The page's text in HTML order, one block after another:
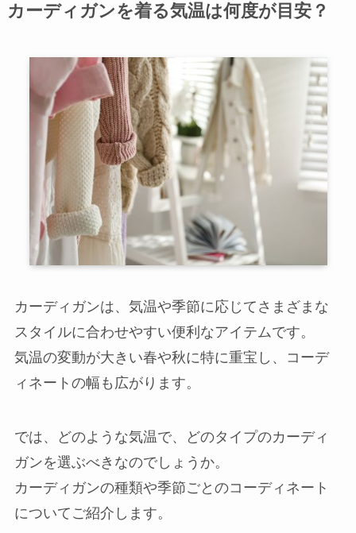
カーディガンを着る気温は何度が目安？
カーディガンは、気温や季節に応じてさまざまな
スタイルに合わせやすい便利なアイテムです。
気温の変動が大きい春や秋に特に重宝し、コーデ
ィネートの幅も広がります。
では、どのような気温で、どのタイプのカーディ
ガンを選ぶべきなのでしょうか。
カーディガンの種類や季節ごとのコーディネート
についてご紹介します。